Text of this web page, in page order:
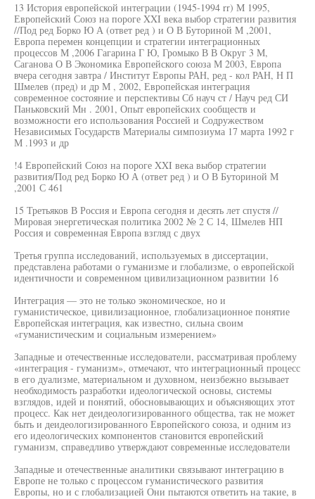
13 История европейской интеграции (1945-1994 rr) М 1995,
Европейский Союз на пороге XXI века выбор стратегии развития
//Под ред Борко Ю А (ответ ред ) и О В Буториной М ,2001,
Европа перемен концепции и стратегии интеграционных
процессов М ,2006 Гагарина Г Ю, Громыко В В Округ 3 М,
Саганова О В Экономика Европейского союза М 2003, Европа
вчера сегодня завтра / Институт Европы РАН, ред - кол РАН, Н П
Шмелев (пред) и др М , 2002, Европейская интеграция
современное состояние и перспективы Сб науч ст / Науч ред СИ
Паньковский Мн . 2001, Опыт европейских сообществ и
возможности его использования Россией и Содружеством
Независимых Государств Материалы симпозиума 17 марта 1992 г
М .1993 и др
!4 Европейский Союз на пороге XXI века выбор стратегии
развития/Под ред Борко Ю А (ответ ред ) и О В Буториной М
,2001 С 461
15 Третьяков В Россия и Европа сегодня и десять лет спустя //
Мировая энергетическая политика 2002 № 2 С 14, Шмелев НП
Россия и современная Европа взгляд с двух
Третья группа исследований, используемых в диссертации,
представлена работами о гуманизме и глобализме, о европейской
идентичности и современном цивилизационном развитии 16
Интеграция — это не только экономическое, но и
гуманистическое, цивилизационное, глобализационное понятие
Европейская интеграция, как известно, сильна своим
«гуманистическим и социальным измерением»
Западные и отечественные исследователи, рассматривая проблему
«интеграция - гуманизм», отмечают, что интеграционный процесс
в его дуализме, материальном и духовном, неизбежно вызывает
необходимость разработки идеологической основы, системы
взглядов, идей и понятий, обосновывающих и объясняющих этот
процесс. Как нет деидеологизированного общества, так не может
быть и деидеологизированного Европейского союза, и одним из
его идеологических компонентов становится европейский
гуманизм, справедливо утверждают современные исследователи
Западные и отечественные аналитики связывают интеграцию в
Европе не только с процессом гуманистического развития
Европы, но и с глобализацией Они пытаются ответить на такие, в